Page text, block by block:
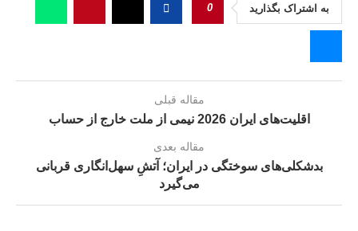
به اشتراک بگذارید 0
مقاله قبلی
اقلیت‌های ایران 2026 نیمی از ملت خارج از حساب
مقاله بعدی
بدشکلی‌های سوختگی در ایران؛ آتشِ سهل‌انگاری قربانی
می‌گیرد